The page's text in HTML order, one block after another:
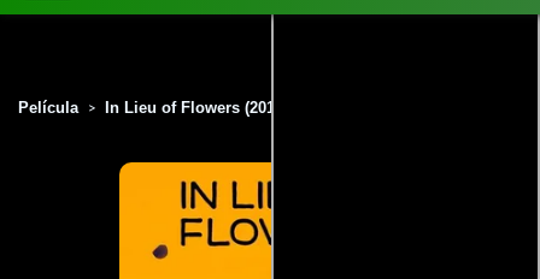
Película > In Lieu of Flowers (2013)